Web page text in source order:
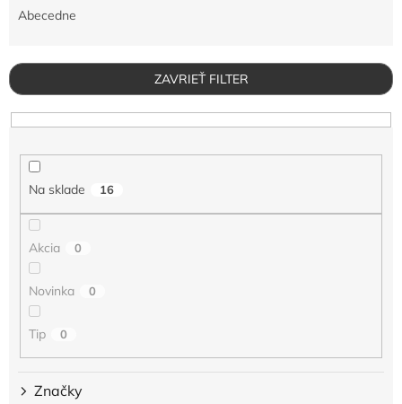
e
p
r
o
Abecedne
ZAVRIEŤ FILTER
Na sklade 16
Akcia 0
Novinka 0
Tip 0
Značky